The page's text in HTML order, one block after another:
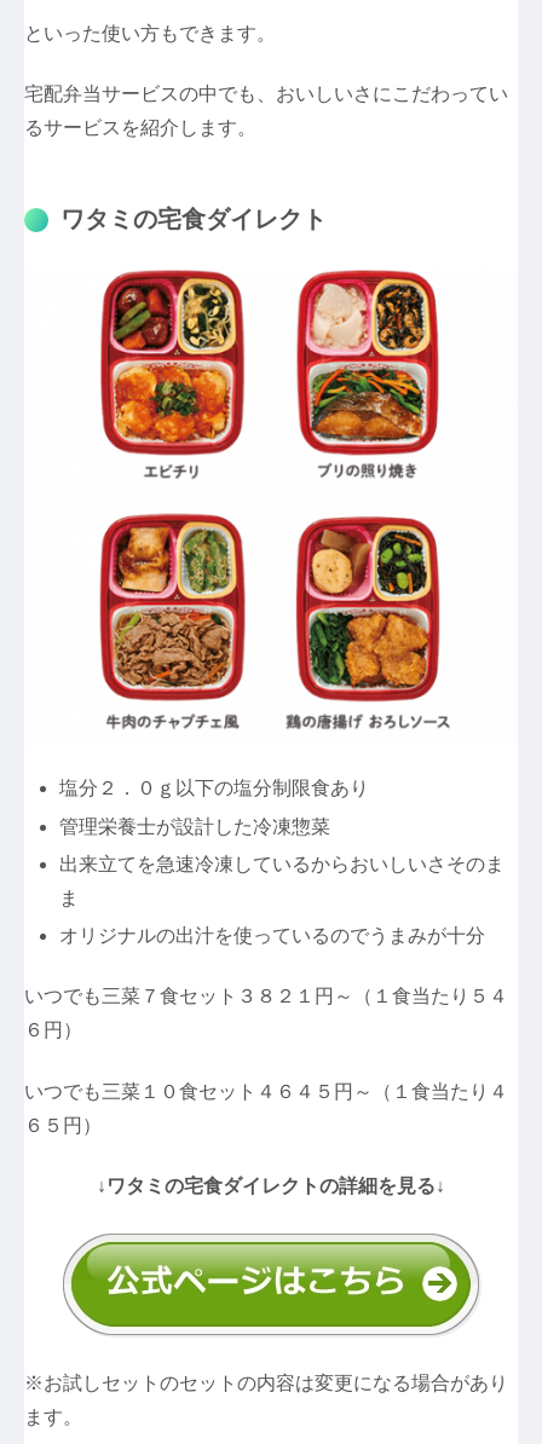
といった使い方もできます。
宅配弁当サービスの中でも、おいしいさにこだわってい
るサービスを紹介します。
ワタミの宅食ダイレクト
塩分２．０ｇ以下の塩分制限食あり
管理栄養士が設計した冷凍惣菜
出来立てを急速冷凍しているからおいしいさそのま
ま
オリジナルの出汁を使っているのでうまみが十分
いつでも三菜７食セット３８２１円～（１食当たり５４
６円）
いつでも三菜１０食セット４６４５円～（１食当たり４
６５円）
↓ワタミの宅食ダイレクトの詳細を見る↓
※お試しセットのセットの内容は変更になる場合があり
ます。